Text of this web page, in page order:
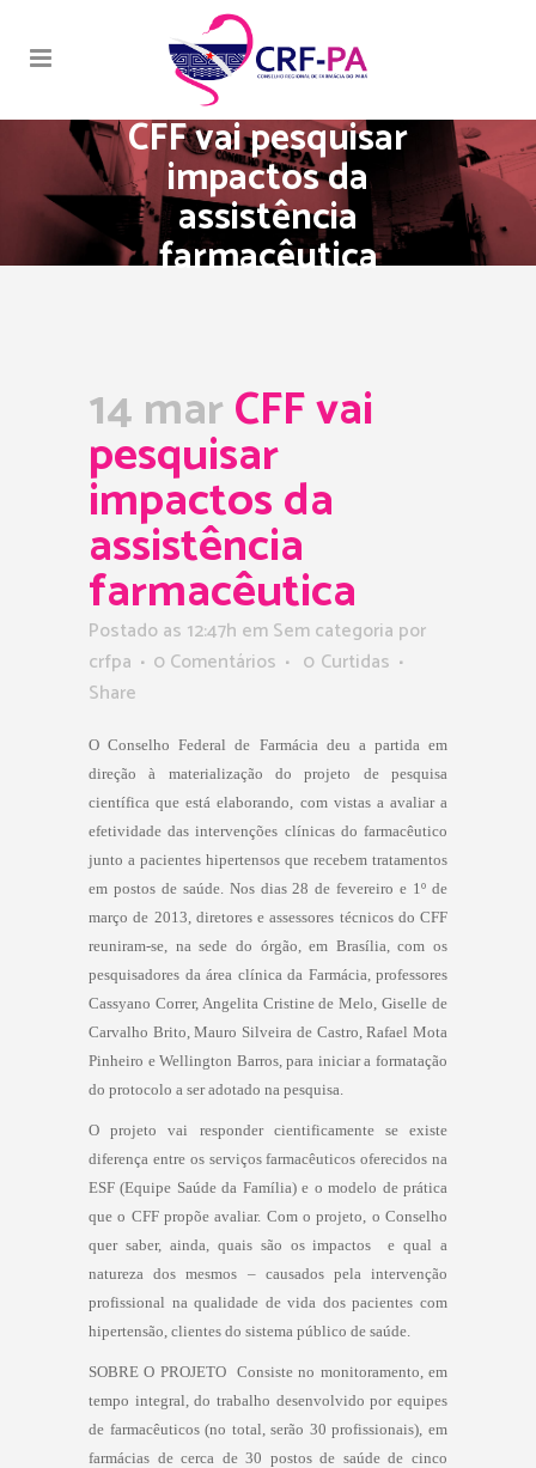
CFF vai pesquisar
impactos da
assistência
farmacêutica
14 marCFF vai
pesquisar
impactos da
assistência
farmacêutica
Postado as 12:47h em Sem categoria por
crfpa
0 Comentários 0 Curtidas
Share
O Conselho Federal de Farmácia deu a partida em
direção à materialização do projeto de pesquisa
científica que está elaborando, com vistas a avaliar a
efetividade das intervenções clínicas do farmacêutico
junto a pacientes hipertensos que recebem tratamentos
em postos de saúde. Nos dias 28 de fevereiro e 1º de
março de 2013, diretores e assessores técnicos do CFF
reuniram-se, na sede do órgão, em Brasília, com os
pesquisadores da área clínica da Farmácia, professores
Cassyano Correr, Angelita Cristine de Melo, Giselle de
Carvalho Brito, Mauro Silveira de Castro, Rafael Mota
Pinheiro e Wellington Barros, para iniciar a formatação
do protocolo a ser adotado na pesquisa.
O projeto vai responder cientificamente se existe
diferença entre os serviços farmacêuticos oferecidos na
ESF (Equipe Saúde da Família) e o modelo de prática
que o CFF propõe avaliar. Com o projeto, o Conselho
quer saber, ainda, quais são os impactos  e qual a
natureza dos mesmos – causados pela intervenção
profissional na qualidade de vida dos pacientes com
hipertensão, clientes do sistema público de saúde.
SOBRE O PROJETO  Consiste no monitoramento, em
tempo integral, do trabalho desenvolvido por equipes
de farmacêuticos (no total, serão 30 profissionais), em
farmácias de cerca de 30 postos de saúde de cinco